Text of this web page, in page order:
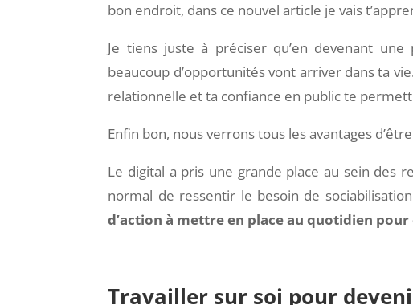
bon endroit, dans ce nouvel article je vais
Je tiens juste à préciser qu’en devenant
beaucoup d’opportunités vont arriver dans ta
relationnelle et ta confiance en public te
Enfin bon, nous verrons tous les avantages
Le digital a pris une grande place au sein des
normal de ressentir le besoin de
d’action à mettre en place au quotidien
Travailler sur soi pour